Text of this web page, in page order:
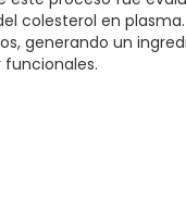
colesterol en
generando un